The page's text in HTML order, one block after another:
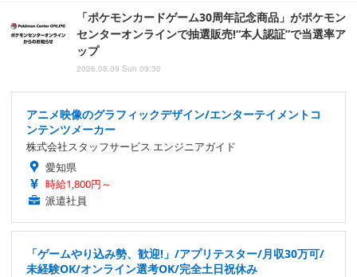
「ポケモンカードゲーム30周年記念商品」がポケモン
センターオンラインで抽選販売!“本人認証”で当選率ア
ップ
2026.08.09 Sun 09:30
アニメ映像のグラフィックデザイン/エンターテイメントコ
ンテンツメーカー
株式会社スタッフサービス エンジニアガイド
愛知県
時給1,800円～
派遣社員
「ゲームやり込み勢、歓迎!」/アプリテスター/月収30万可/
未経験OK/オンライン選考OK/完全土日祝休み